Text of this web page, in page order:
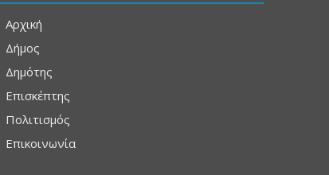
Αρχική
Δήμος
Δημότης
Επισκέπτης
Πολιτισμός
Επικοινωνία